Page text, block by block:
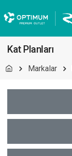
Kat Planları
Markalar